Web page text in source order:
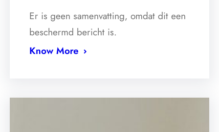
Er is geen samenvatting, omdat dit een
beschermd bericht is.
Know More